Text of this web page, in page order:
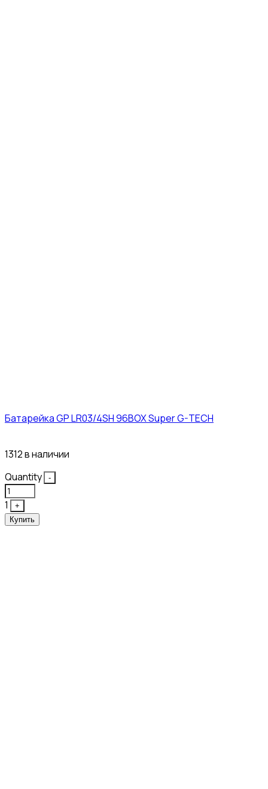
Батарейка GP LR03/4SH 96BOX Super G-TECH
1312 в наличии
Quantity
-
1
+
Купить